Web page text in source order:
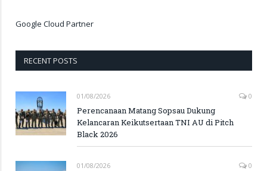
Google Cloud Partner
RECENT POSTS
01/08/2026 0
Perencanaan Matang Sopsau Dukung
Kelancaran Keikutsertaan TNI AU di Pitch
Black 2026
01/08/2026 0